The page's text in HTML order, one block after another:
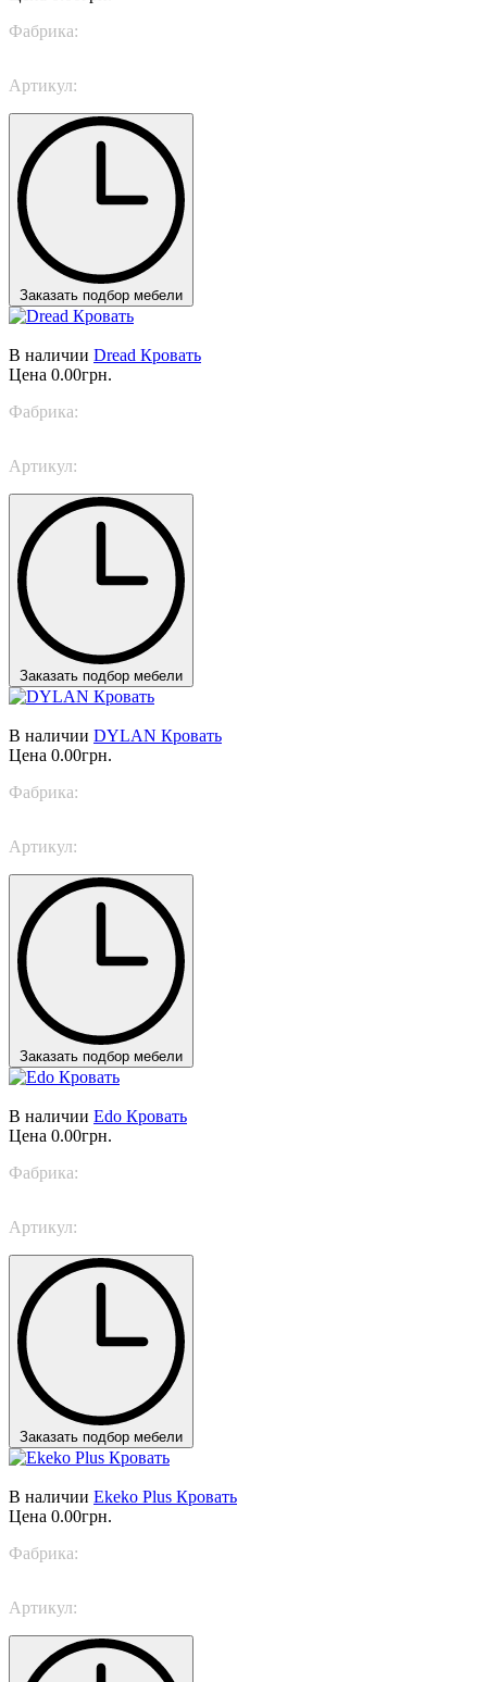
Фабрика:
Артикул:
Заказать подбор мебели
В наличии Dread Кровать
Цена 0.00грн.
Фабрика:
Артикул:
Заказать подбор мебели
В наличии DYLAN Кровать
Цена 0.00грн.
Фабрика:
Артикул:
Заказать подбор мебели
В наличии Edo Кровать
Цена 0.00грн.
Фабрика:
Артикул:
Заказать подбор мебели
В наличии Ekeko Plus Кровать
Цена 0.00грн.
Фабрика:
Артикул: